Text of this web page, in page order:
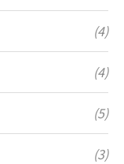
(4)
(4)
(5)
(3)